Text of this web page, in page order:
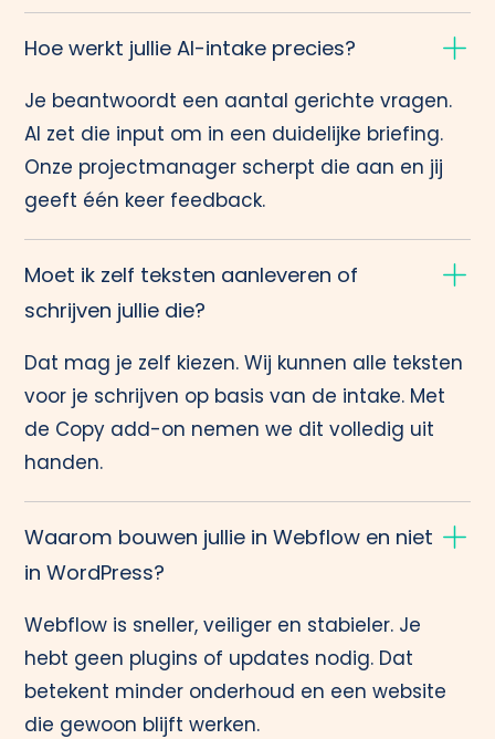
Hoe werkt jullie AI-intake precies?
Je beantwoordt een aantal gerichte vragen.
AI zet die input om in een duidelijke briefing.
Onze projectmanager scherpt die aan en jij
geeft één keer feedback.
Moet ik zelf teksten aanleveren of
schrijven jullie die?
Dat mag je zelf kiezen. Wij kunnen alle teksten
voor je schrijven op basis van de intake. Met
de Copy add-on nemen we dit volledig uit
handen.
Waarom bouwen jullie in Webflow en niet
in WordPress?
Webflow is sneller, veiliger en stabieler. Je
hebt geen plugins of updates nodig. Dat
betekent minder onderhoud en een website
die gewoon blijft werken.